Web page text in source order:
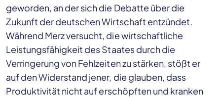
geworden, an der sich die Debatte über die
Zukunft der deutschen Wirtschaft entzündet.
Während Merz versucht, die wirtschaftliche
Leistungsfähigkeit des Staates durch die
Verringerung von Fehlzeiten zu stärken, stößt er
auf den Widerstand jener, die glauben, dass
Produktivität nicht auf erschöpften und kranken